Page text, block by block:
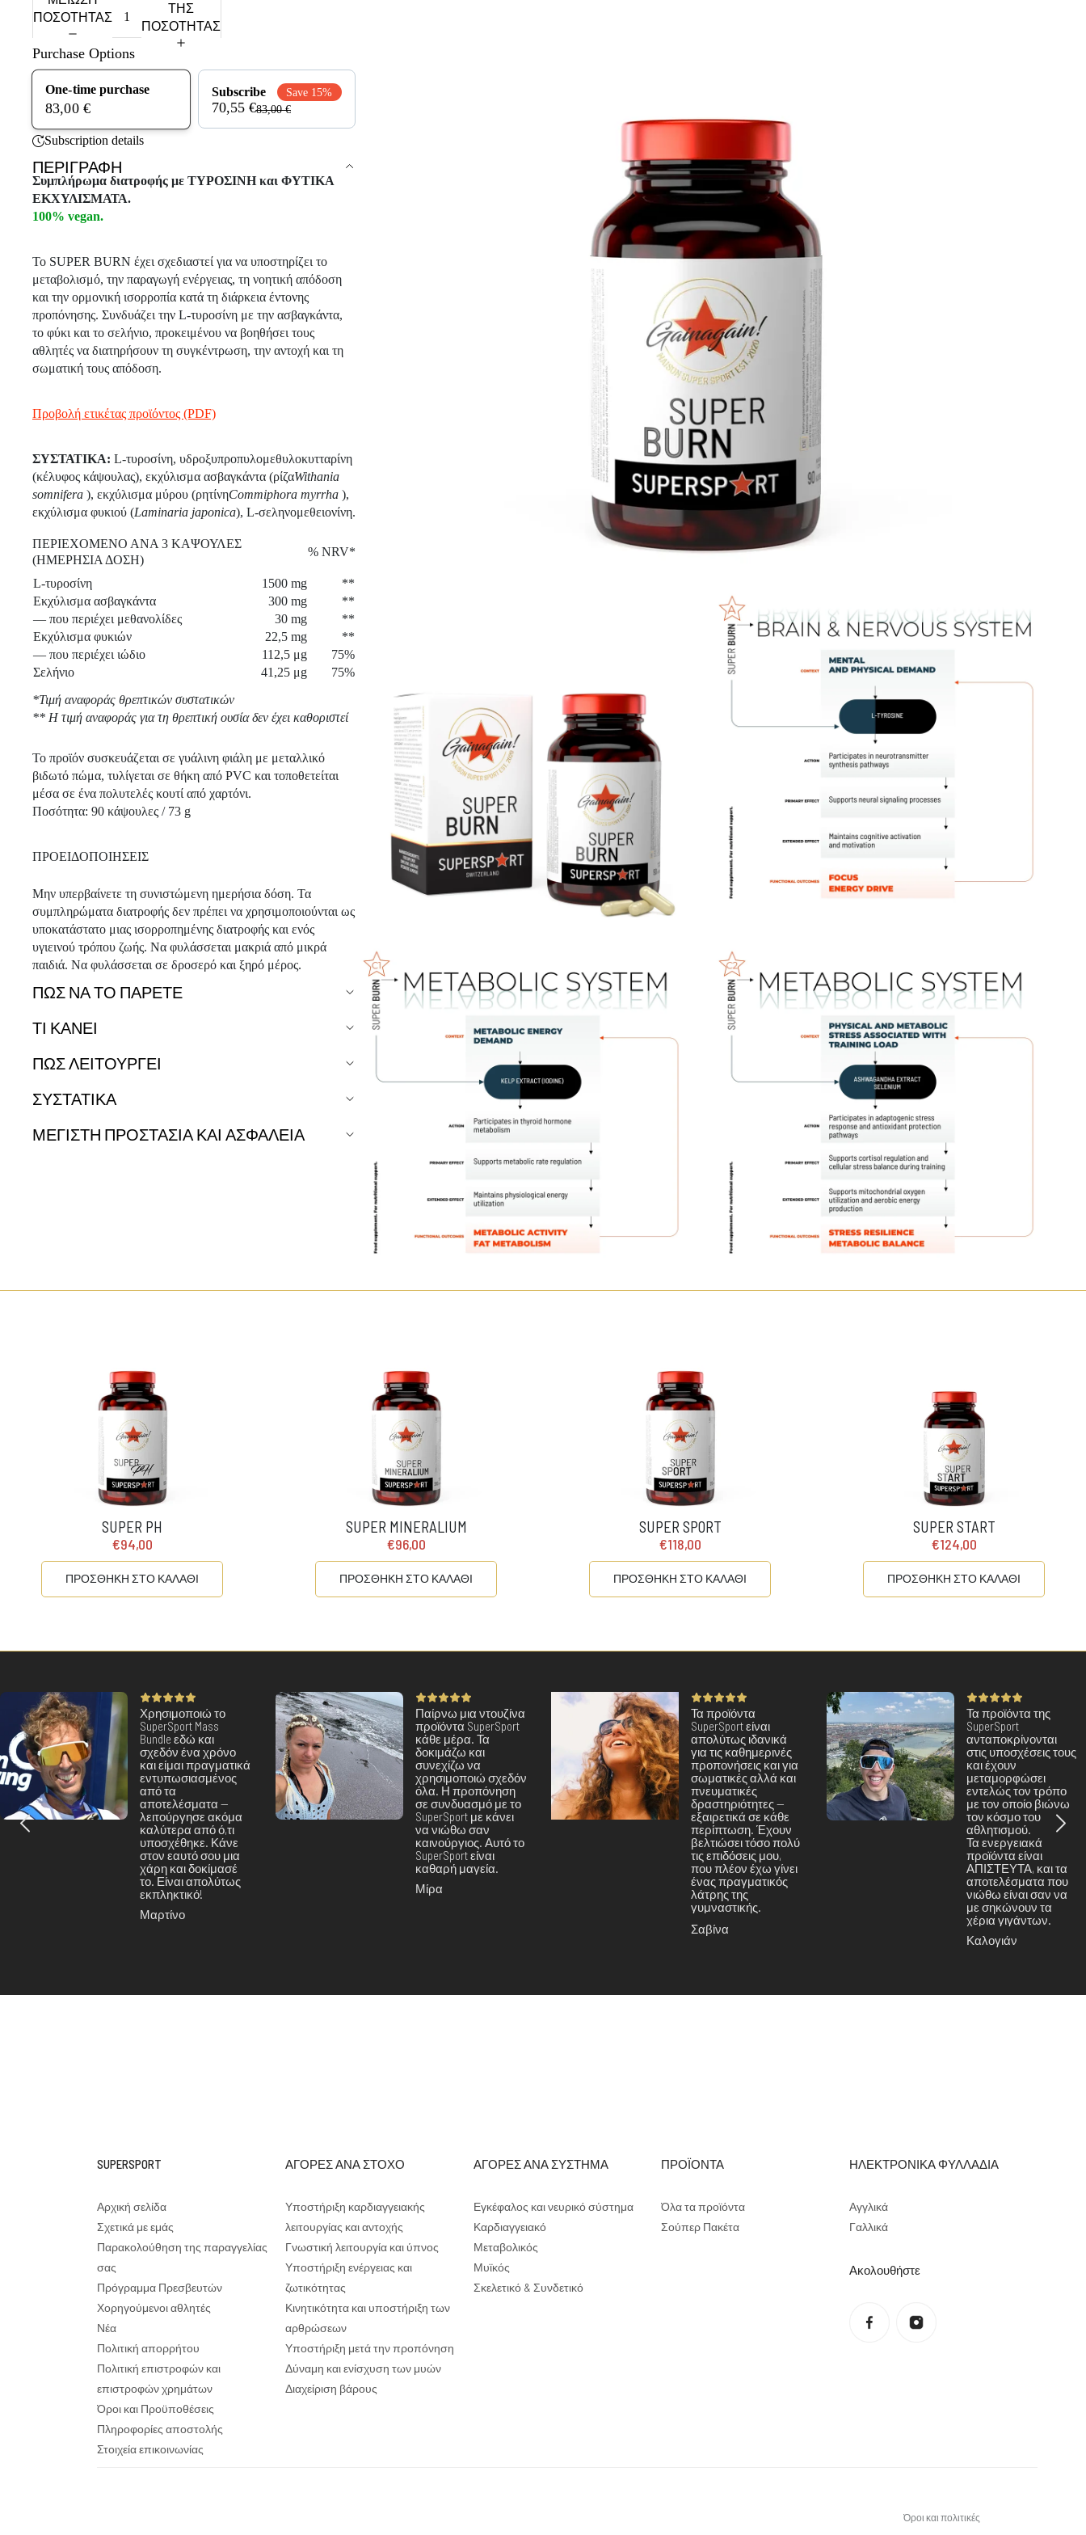
ΠΟΣΌΤΗΤΑΣ
ΤΗΣ
ΠΟΣΌΤΗΤΑΣ
Purchase Options
One-time purchase
83,00 €
Subscribe Save 15%
70,55 €83,00 €
Subscription details
ΠΕΡΙΓΡΑΦΉ
Συμπλήρωμα διατροφής με ΤΥΡΟΣΙΝΗ και ΦΥΤΙΚΑ
ΕΚΧΥΛΙΣΜΑΤΑ.
100% vegan.
Το SUPER BURN έχει σχεδιαστεί για να υποστηρίζει το
μεταβολισμό, την παραγωγή ενέργειας, τη νοητική απόδοση
και την ορμονική ισορροπία κατά τη διάρκεια έντονης
προπόνησης. Συνδυάζει την L-τυροσίνη με την ασβαγκάντα,
το φύκι και το σελήνιο, προκειμένου να βοηθήσει τους
αθλητές να διατηρήσουν τη συγκέντρωση, την αντοχή και τη
σωματική τους απόδοση.
Προβολή ετικέτας προϊόντος (PDF)
ΣΥΣΤΑΤΙΚΑ: L-τυροσίνη, υδροξυπροπυλομεθυλοκυτταρίνη
(κέλυφος κάψουλας), εκχύλισμα ασβαγκάντα (ρίζαWithania
somnifera ), εκχύλισμα μύρου (ρητίνηCommiphora myrrha ),
εκχύλισμα φυκιού (Laminaria japonica), L-σεληνομεθειονίνη.
ΠΕΡΙΕΧΟΜΕΝΟ ΑΝΑ 3 ΚΑΨΟΥΛΕΣ
(ΗΜΕΡΗΣΙΑ ΔΟΣΗ)
% NRV*
L-τυροσίνη 1500 mg
**
Εκχύλισμα ασβαγκάντα
300 mg
**
— που περιέχει μεθανολίδες
30 mg
**
Εκχύλισμα φυκιών
22,5 mg
**
— που περιέχει ιώδιο
112,5 μg
75%
Σελήνιο
41,25 μg
75%
*Τιμή αναφοράς θρεπτικών συστατικών
** Η τιμή αναφοράς για τη θρεπτική ουσία δεν έχει καθοριστεί
Το προϊόν συσκευάζεται σε γυάλινη φιάλη με μεταλλικό
βιδωτό πώμα, τυλίγεται σε θήκη από PVC και τοποθετείται
μέσα σε ένα πολυτελές κουτί από χαρτόνι.
Ποσότητα: 90 κάψουλες / 73 g
ΠΡΟΕΙΔΟΠΟΙΗΣΕΙΣ
Μην υπερβαίνετε τη συνιστώμενη ημερήσια δόση. Τα
συμπληρώματα διατροφής δεν πρέπει να χρησιμοποιούνται ως
υποκατάστατο μιας ισορροπημένης διατροφής και ενός
υγιεινού τρόπου ζωής. Να φυλάσσεται μακριά από μικρά
παιδιά. Να φυλάσσεται σε δροσερό και ξηρό μέρος.
ΠΏΣ ΝΑ ΤΟ ΠΆΡΕΤΕ
ΤΙ ΚΑΝΕΙ
ΠΩΣ ΛΕΙΤΟΥΡΓΕΙ
ΣΥΣΤΑΤΙΚΑ
ΜΕΓΙΣΤΗ ΠΡΟΣΤΑΣΙΑ ΚΑΙ ΑΣΦΑΛΕΙΑ
SUPER PH
€94,00
ΠΡΟΣΘΗΚΗ ΣΤΟ ΚΑΛΑΘΙ
SUPER MINERALIUM
€96,00
ΠΡΟΣΘΗΚΗ ΣΤΟ ΚΑΛΑΘΙ
SUPER SPORT
€118,00
ΠΡΟΣΘΗΚΗ ΣΤΟ ΚΑΛΑΘΙ
SUPER START
€124,00
ΠΡΟΣΘΗΚΗ ΣΤΟ ΚΑΛΑΘΙ
Τα προϊόντα
SuperSport είναι
απολύτως ιδανικά
για τις καθημερινές
προπονήσεις και για
σωματικές αλλά και
πνευματικές
δραστηριότητες —
εξαιρετικά σε κάθε
περίπτωση. Έχουν
βελτιώσει τόσο πολύ
τις επιδόσεις μου,
που πλέον έχω γίνει
ένας πραγματικός
λάτρης της
γυμναστικής.
Σαβίνα
Τα προϊόντα της
SuperSport
ανταποκρίνονται
στις υποσχέσεις τους
και έχουν
μεταμορφώσει
εντελώς τον τρόπο
με τον οποίο βιώνω
τον κόσμο του
αθλητισμού.
Τα ενεργειακά
προϊόντα είναι
ΑΠΙΣΤΕΥΤΑ, και τα
αποτελέσματα που
νιώθω είναι σαν να
με σηκώνουν τα
χέρια γιγάντων.
Καλογιάν
Χρησιμοποιώ το
SuperSport Mass
Bundle εδώ και
σχεδόν ένα χρόνο
και είμαι πραγματικά
εντυπωσιασμένος
από τα
αποτελέσματα —
λειτούργησε ακόμα
καλύτερα από ό,τι
υποσχέθηκε. Κάνε
στον εαυτό σου μια
χάρη και δοκίμασέ
το. Είναι απολύτως
εκπληκτικό!
Μαρτίνο
Παίρνω μια ντουζίνα
προϊόντα SuperSport
κάθε μέρα. Τα
δοκιμάζω και
συνεχίζω να
χρησιμοποιώ σχεδόν
όλα. Η προπόνηση
σε συνδυασμό με το
SuperSport με κάνει
να νιώθω σαν
καινούργιος. Αυτό το
SuperSport είναι
καθαρή μαγεία.
Μίρα
SUPERSPORT
Αρχική σελίδα
Σχετικά με εμάς
Παρακολούθηση της παραγγελίας
σας
Πρόγραμμα Πρεσβευτών
Χορηγούμενοι αθλητές
Νέα
Πολιτική απορρήτου
Πολιτική επιστροφών και
επιστροφών χρημάτων
Όροι και Προϋποθέσεις
Πληροφορίες αποστολής
Στοιχεία επικοινωνίας
ΑΓΟΡΕΣ ΑΝΑ ΣΤΟΧΟ
Υποστήριξη καρδιαγγειακής
λειτουργίας και αντοχής
Γνωστική λειτουργία και ύπνος
Υποστήριξη ενέργειας και
ζωτικότητας
Κινητικότητα και υποστήριξη των
αρθρώσεων
Υποστήριξη μετά την προπόνηση
Δύναμη και ενίσχυση των μυών
Διαχείριση βάρους
ΑΓΟΡΕΣ ΑΝΑ ΣΥΣΤΗΜΑ
Εγκέφαλος και νευρικό σύστημα
Καρδιαγγειακό
Μεταβολικός
Μυϊκός
Σκελετικό & Συνδετικό
ΠΡΟΪΟΝΤΑ
Όλα τα προϊόντα
Σούπερ Πακέτα
ΗΛΕΚΤΡΟΝΙΚΑ ΦΥΛΛΑΔΙΑ
Αγγλικά
Γαλλικά
Ακολουθήστε
Όροι και πολιτικές